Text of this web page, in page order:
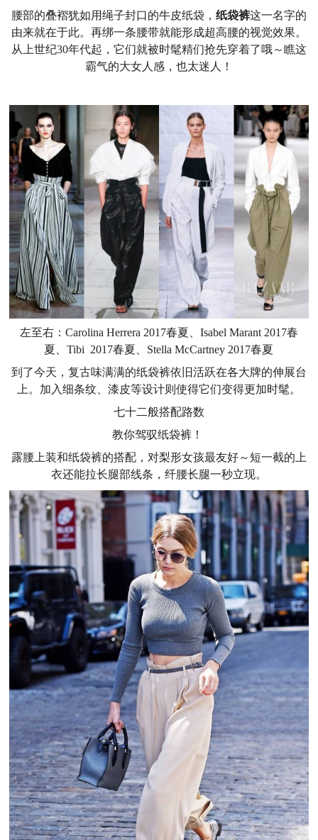
腰部的叠褶犹如用绳子封口的牛皮纸袋， 纸袋裤这一名字的
由来就在于此。再绑一条腰带就能形成超高腰的视觉效果。
从上世纪30年代起，它们就被时髦精们抢先穿着了哦～瞧这
霸气的大女人感，也太迷人！
左至右：Carolina Herrera 2017春夏、Isabel Marant 2017春
夏 、Tibi 2017春夏 、Stella McCartney 2017春夏
到了今天，复古味满满的纸袋裤依旧活跃在各大牌的伸展台
上。加入细条纹、漆皮等设计则使得它们变得更加时髦。
七十二般搭配路数
教你驾驭纸袋裤！
露腰上装和纸袋裤的搭配，对梨形女孩最友好～短一截的上
衣还能拉长腿部线条，纤腰长腿一秒立现。